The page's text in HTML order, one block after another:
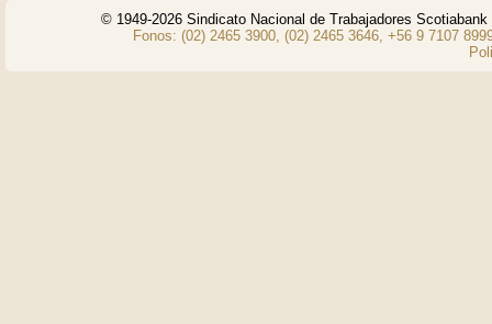
© 1949-2026 Sindicato Nacional de Trabajadores
Fonos: (02) 2465 3900, (02) 2465 3646, +56 9 7107